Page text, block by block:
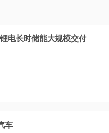
电长时储能大规模交付
车